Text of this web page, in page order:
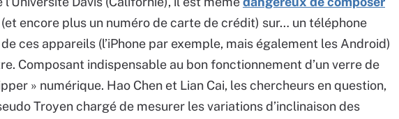
(et encore plus un numéro de carte de crédit) sur… un téléphone
ces appareils (l’iPhone par exemple, mais également les Android)
Composant indispensable au bon fonctionnement d’un verre de
» numérique. Hao Chen et Lian Cai, les chercheurs en question,
Troyen chargé de mesurer les variations d’inclinaison des